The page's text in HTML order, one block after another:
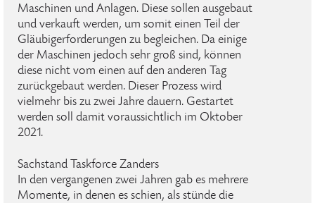
Maschinen und Anlagen. Diese sollen ausgebaut
und verkauft werden, um somit einen Teil der
Gläubigerforderungen zu begleichen. Da einige
der Maschinen jedoch sehr groß sind, können
diese nicht vom einen auf den anderen Tag
zurückgebaut werden. Dieser Prozess wird
vielmehr bis zu zwei Jahre dauern. Gestartet
werden soll damit voraussichtlich im Oktober
2021.
Sachstand Taskforce Zanders
In den vergangenen zwei Jahren gab es mehrere
Momente, in denen es schien, als stünde die